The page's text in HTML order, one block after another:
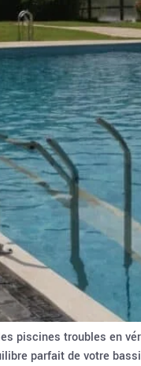
piscines troubles en
parfait de votre